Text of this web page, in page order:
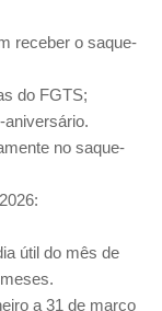
receber o saque-
do FGTS;
aniversário.
no saque-
útil do mês de
a 31 de março